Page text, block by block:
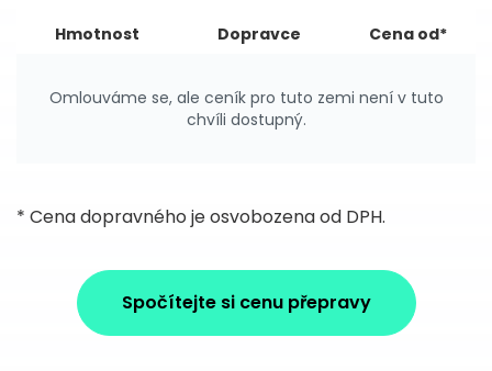
Hmotnost Dopravce Cena od*
Omlouváme se, ale ceník pro tuto zemi není v tuto
chvíli dostupný.
* Cena dopravného je osvobozena od DPH.
Spočítejte si cenu přepravy